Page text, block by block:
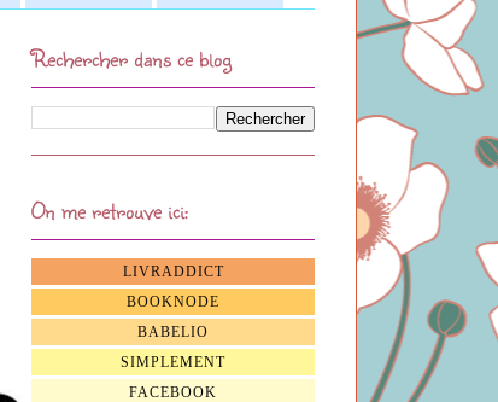
Rechercher dans ce blog
On me retrouve ici:
LIVRADDICT
BOOKNODE
BABELIO
SIMPLEMENT
FACEBOOK